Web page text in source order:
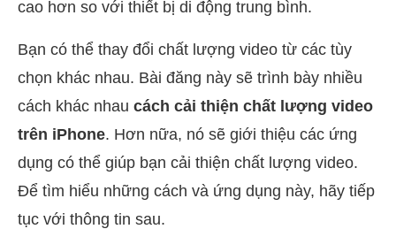
cao hơn so với thiết bị di động trung bình.
Bạn có thể thay đổi chất lượng video từ các tùy
chọn khác nhau. Bài đăng này sẽ trình bày nhiều
cách khác nhau cách cải thiện chất lượng video
trên iPhone. Hơn nữa, nó sẽ giới thiệu các ứng
dụng có thể giúp bạn cải thiện chất lượng video.
Để tìm hiểu những cách và ứng dụng này, hãy tiếp
tục với thông tin sau.